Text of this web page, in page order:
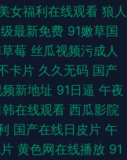
女福利在线观看 狼人
最新免费 91嫩草国
莓 丝瓜视频污成人
卡片 久久无码 国产
频新地址 91日逼 午夜
韩在线观看 西瓜影院
国产在线日皮片 午
黄色网在线播放 91